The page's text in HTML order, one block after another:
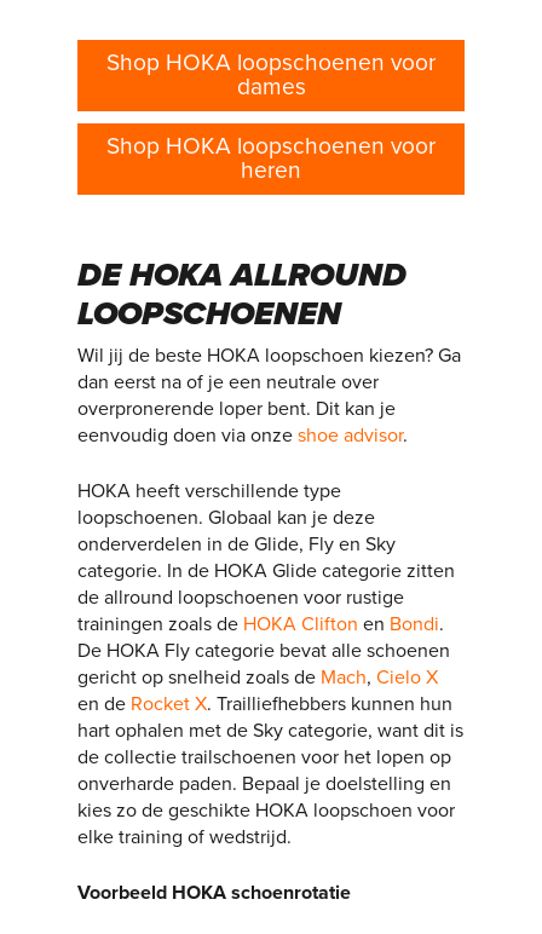
Shop HOKA loopschoenen voor
dames
Shop HOKA loopschoenen voor
heren
DE HOKA ALLROUND
LOOPSCHOENEN
Wil jij de beste HOKA loopschoen kiezen? Ga
dan eerst na of je een neutrale over
overpronerende loper bent. Dit kan je
eenvoudig doen via onzeshoe advisor.
HOKA heeft verschillende type
loopschoenen. Globaal kan je deze
onderverdelen in de Glide, Fly en Sky
categorie. In de HOKA Glide categorie zitten
de allround loopschoenen voor rustige
trainingen zoals de HOKA Clifton en Bondi.
De HOKA Fly categorie bevat alle schoenen
gericht op snelheid zoals de Mach,Cielo X
en de Rocket X. Trailliefhebbers kunnen hun
hart ophalen met de Sky categorie, want dit is
de collectie trailschoenen voor het lopen op
onverharde paden. Bepaal je doelstelling en
kies zo de geschikte HOKA loopschoen voor
elke training of wedstrijd.
Voorbeeld HOKA schoenrotatie